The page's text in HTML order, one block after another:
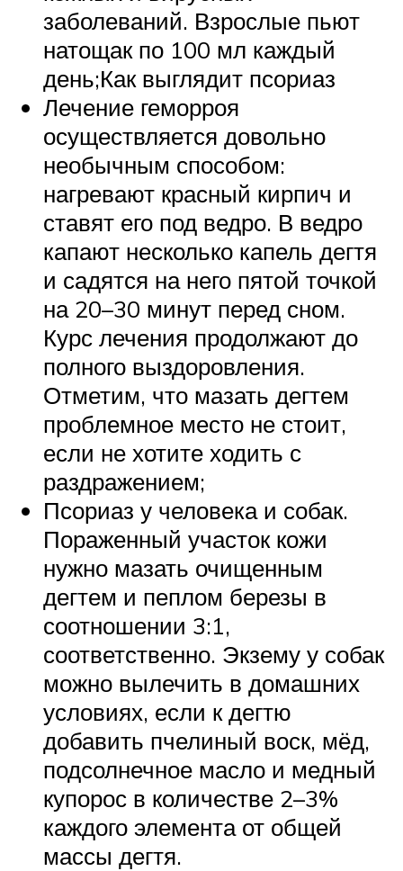
заболеваний. Взрослые пьют
натощак по 100 мл каждый
день;Как выглядит псориаз
Лечение геморроя
осуществляется довольно
необычным способом:
нагревают красный кирпич и
ставят его под ведро. В ведро
капают несколько капель дегтя
и садятся на него пятой точкой
на 20–30 минут перед сном.
Курс лечения продолжают до
полного выздоровления.
Отметим, что мазать дегтем
проблемное место не стоит,
если не хотите ходить с
раздражением;
Псориаз у человека и собак.
Пораженный участок кожи
нужно мазать очищенным
дегтем и пеплом березы в
соотношении 3:1,
соответственно. Экзему у собак
можно вылечить в домашних
условиях, если к дегтю
добавить пчелиный воск, мёд,
подсолнечное масло и медный
купорос в количестве 2–3%
каждого элемента от общей
массы дегтя.